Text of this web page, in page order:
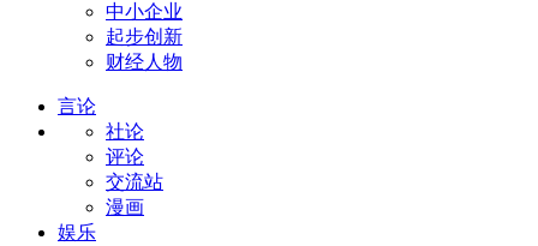
中小企业
起步创新
财经人物
言论
社论
评论
交流站
漫画
娱乐